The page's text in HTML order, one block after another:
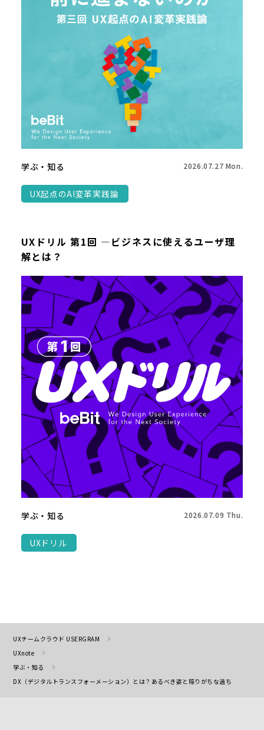
学ぶ・知る 2026.07.27 Mon.
UX起点のAI変革実践論
UXドリル 第1回 ―ビジネスに使えるユーザ理
解とは？
学ぶ・知る 2026.07.09 Thu.
UXドリル
UXチームクラウド USERGRAM
UXnote
学ぶ・知る
DX（デジタルトランスフォーメーション）とは？あるべき姿と陥りがちな過ち